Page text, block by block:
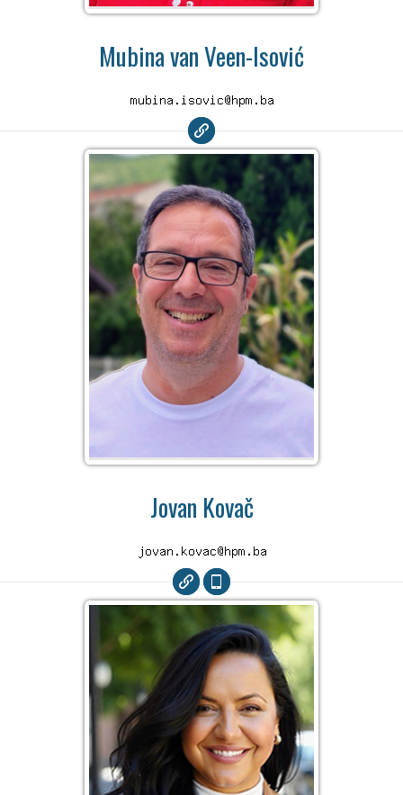
Mubina van Veen-Isović
Jovan Kovač